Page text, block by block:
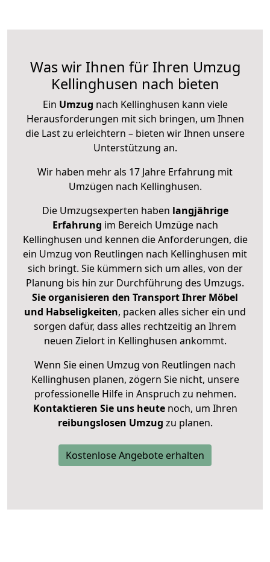
Was wir Ihnen für Ihren Umzug
Kellinghusen nach bieten
Ein Umzug nach Kellinghusen kann viele
Herausforderungen mit sich bringen, um Ihnen
die Last zu erleichtern – bieten wir Ihnen unsere
Unterstützung an.
Wir haben mehr als 17 Jahre Erfahrung mit
Umzügen nach Kellinghusen.
Die Umzugsexperten haben langjährige
Erfahrung im Bereich Umzüge nach
Kellinghusen und kennen die Anforderungen, die
ein Umzug von Reutlingen nach Kellinghusen mit
sich bringt. Sie kümmern sich um alles, von der
Planung bis hin zur Durchführung des Umzugs.
Sie organisieren den Transport Ihrer Möbel
und Habseligkeiten, packen alles sicher ein und
sorgen dafür, dass alles rechtzeitig an Ihrem
neuen Zielort in Kellinghusen ankommt.
Wenn Sie einen Umzug von Reutlingen nach
Kellinghusen planen, zögern Sie nicht, unsere
professionelle Hilfe in Anspruch zu nehmen.
Kontaktieren Sie uns heutenoch, um Ihren
reibungslosen Umzug zu planen.
Kostenlose Angebote erhalten